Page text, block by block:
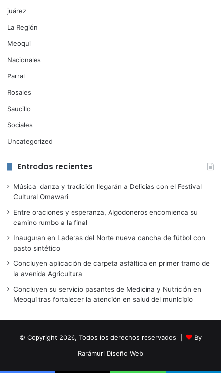
juárez
La Región
Meoqui
Nacionales
Parral
Rosales
Saucillo
Sociales
Uncategorized
Entradas recientes
Música, danza y tradición llegarán a Delicias con el Festival
Cultural Omawari
Entre oraciones y esperanza, Algodoneros encomienda su
camino rumbo a la final
Inauguran en Laderas del Norte nueva cancha de fútbol con
pasto sintético
Concluyen aplicación de carpeta asfáltica en primer tramo de
la avenida Agricultura
Concluyen su servicio pasantes de Medicina y Nutrición en
Meoqui tras fortalecer la atención en salud del municipio
© Copyright 2026, Todos los derechos reservados |
By
Rarámuri Diseño Web